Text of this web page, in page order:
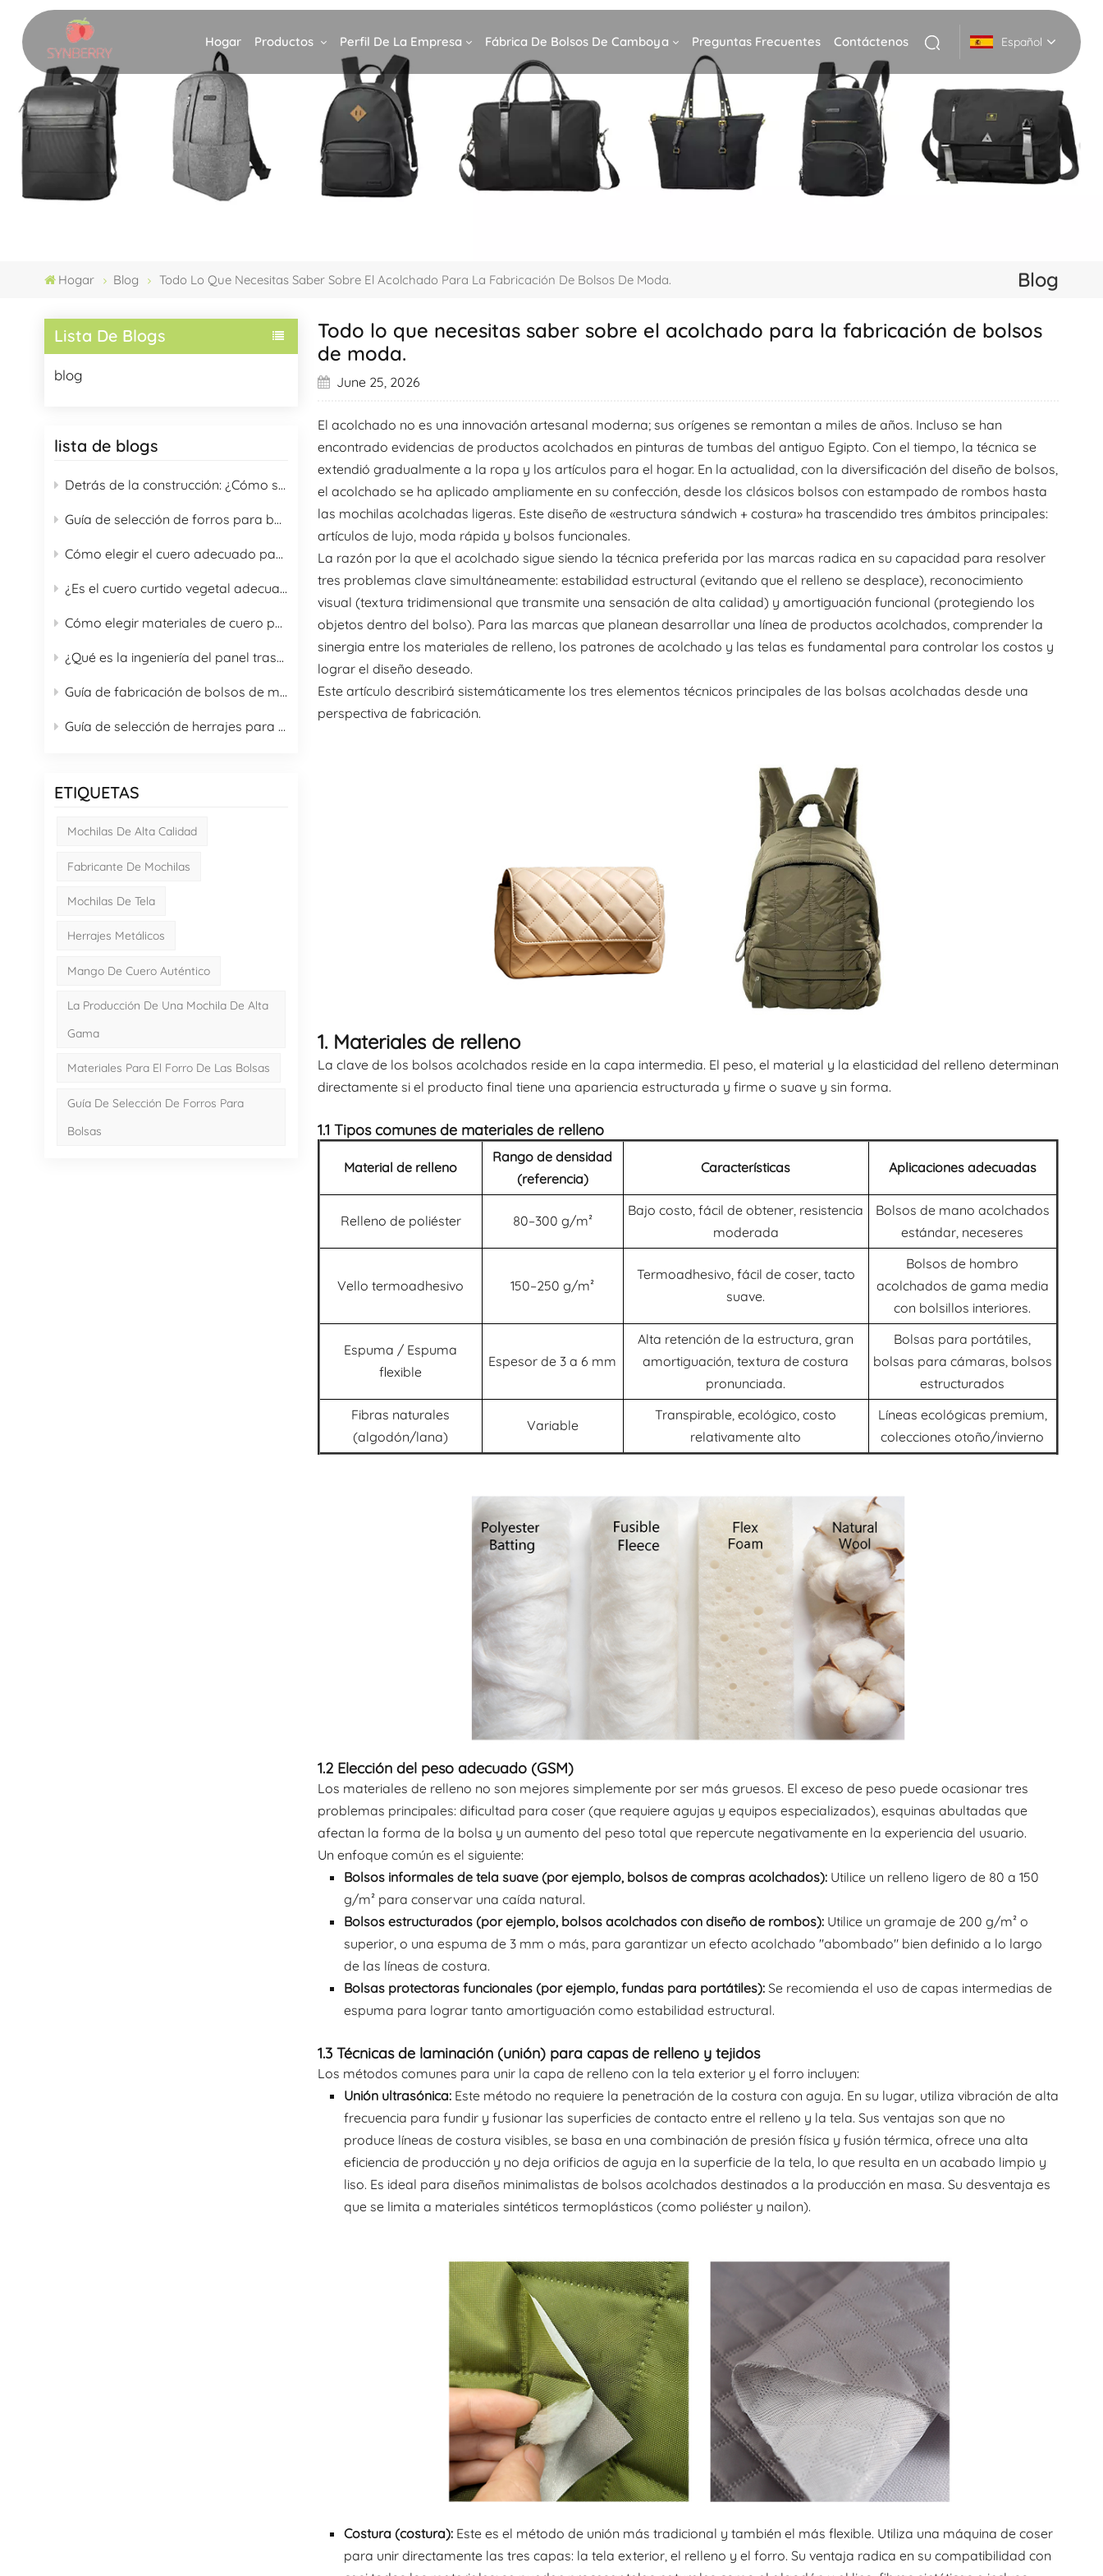
Hogar Productos Perfil De La Empresa Fábrica De Bolsos De Camboya Preguntas Frecuentes Contáctenos Español
Deutsch
Italiano
Nederlands
היברית
Hogar Blog Todo Lo Que Necesitas Saber Sobre El Acolchado Para La Fabricación De Bolsos De Moda. Blog
Lista De Blogs
blog
lista de blogs
Detrás de la construcción: ¿Cómo se fabrica una mochila de alta gama?
Guía de selección de forros para bolsas: Una guía completa de 16 materiales de forro para compradores B2B
Cómo elegir el cuero adecuado para bolsos
¿Es el cuero curtido vegetal adecuado para la fabricación de bolsos?
Cómo elegir materiales de cuero para bolsos y guía de cuidado adecuado
¿Qué es la ingeniería del panel trasero de las mochilas?
Guía de fabricación de bolsos de moda con opciones de cuero para 2026
Guía de selección de herrajes para bolsos OEM
ETIQUETAS
Mochilas De Alta Calidad
Fabricante De Mochilas
Mochilas De Tela
Herrajes Metálicos
Mango De Cuero Auténtico
La Producción De Una Mochila De Alta
Gama
Materiales Para El Forro De Las Bolsas
Guía De Selección De Forros Para
Bolsas
Todo lo que necesitas saber sobre el acolchado para la fabricación de bolsos
de moda.
June 25, 2026
El acolchado no es una innovación artesanal moderna; sus orígenes se remontan a miles de años. Incluso se han
encontrado evidencias de productos acolchados en pinturas de tumbas del antiguo Egipto. Con el tiempo, la técnica se
extendió gradualmente a la ropa y los artículos para el hogar. En la actualidad, con la diversificación del diseño de bolsos,
el acolchado se ha aplicado ampliamente en su confección, desde los clásicos bolsos con estampado de rombos hasta
las mochilas acolchadas ligeras. Este diseño de «estructura sándwich + costura» ha trascendido tres ámbitos principales:
artículos de lujo, moda rápida y bolsos funcionales.
La razón por la que el acolchado sigue siendo la técnica preferida por las marcas radica en su capacidad para resolver
tres problemas clave simultáneamente: estabilidad estructural (evitando que el relleno se desplace), reconocimiento
visual (textura tridimensional que transmite una sensación de alta calidad) y amortiguación funcional (protegiendo los
objetos dentro del bolso). Para las marcas que planean desarrollar una línea de productos acolchados, comprender la
sinergia entre los materiales de relleno, los patrones de acolchado y las telas es fundamental para controlar los costos y
lograr el diseño deseado.
Este artículo describirá sistemáticamente los tres elementos técnicos principales de las bolsas acolchadas desde una
perspectiva de fabricación.
1. Materiales de relleno
La clave de los bolsos acolchados reside en la capa intermedia. El peso, el material y la elasticidad del relleno determinan
directamente si el producto final tiene una apariencia estructurada y firme o suave y sin forma.
1.1 Tipos comunes de materiales de relleno
Material de relleno
Rango de densidad
(referencia)
Características Aplicaciones adecuadas
Relleno de poliéster 80–300 g/m²
Bajo costo, fácil de obtener, resistencia
moderada
Bolsos de mano acolchados
estándar, neceseres
Vello termoadhesivo 150–250 g/m²
Termoadhesivo, fácil de coser, tacto
suave.
Bolsos de hombro
acolchados de gama media
con bolsillos interiores.
Espuma / Espuma
flexible
Espesor de 3 a 6 mm
Alta retención de la estructura, gran
amortiguación, textura de costura
pronunciada.
Bolsas para portátiles,
bolsas para cámaras, bolsos
estructurados
Fibras naturales
(algodón/lana)
Variable
Transpirable, ecológico, costo
relativamente alto
Líneas ecológicas premium,
colecciones otoño/invierno
1.2 Elección del peso adecuado (GSM)
Los materiales de relleno no son mejores simplemente por ser más gruesos. El exceso de peso puede ocasionar tres
problemas principales: dificultad para coser (que requiere agujas y equipos especializados), esquinas abultadas que
afectan la forma de la bolsa y un aumento del peso total que repercute negativamente en la experiencia del usuario.
Un enfoque común es el siguiente:
Bolsos informales de tela suave (por ejemplo, bolsos de compras acolchados):Utilice un relleno ligero de 80 a 150
g/m² para conservar una caída natural.
Bolsos estructurados (por ejemplo, bolsos acolchados con diseño de rombos):Utilice un gramaje de 200 g/m² o
superior, o una espuma de 3 mm o más, para garantizar un efecto acolchado "abombado" bien definido a lo largo
de las líneas de costura.
Bolsas protectoras funcionales (por ejemplo, fundas para portátiles):Se recomienda el uso de capas intermedias de
espuma para lograr tanto amortiguación como estabilidad estructural.
1.3 Técnicas de laminación (unión) para capas de relleno y tejidos
Los métodos comunes para unir la capa de relleno con la tela exterior y el forro incluyen:
Unión ultrasónica:Este método no requiere la penetración de la costura con aguja. En su lugar, utiliza vibración de alta
frecuencia para fundir y fusionar las superficies de contacto entre el relleno y la tela. Sus ventajas son que no
produce líneas de costura visibles, se basa en una combinación de presión física y fusión térmica, ofrece una alta
eficiencia de producción y no deja orificios de aguja en la superficie de la tela, lo que resulta en un acabado limpio y
liso. Es ideal para diseños minimalistas de bolsos acolchados destinados a la producción en masa. Su desventaja es
que se limita a materiales sintéticos termoplásticos (como poliéster y nailon).
Costura (costura):Este es el método de unión más tradicional y también el más flexible. Utiliza una máquina de coser
para unir directamente las tres capas: la tela exterior, el relleno y el forro. Su ventaja radica en su compatibilidad con